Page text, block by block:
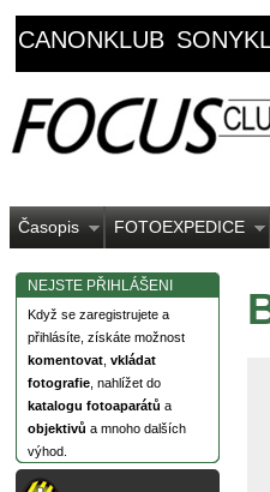
CANONKLUB
Časopis FOTOEXPEDICE
NEJSTE PŘIHLÁŠENI
Když se zaregistrujete a
přihlásíte, získáte možnost
komentovat vkládat
fotografie , nahlížet do
katalogu fotoaparátů a
objektivů a mnoho dalších
výhod.